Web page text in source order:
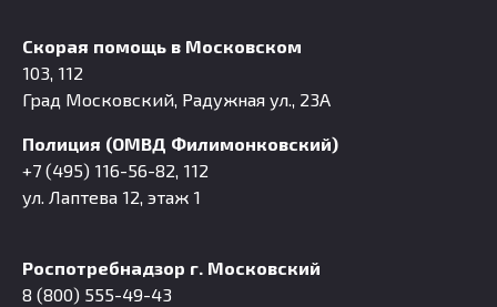
Скорая помощь в Московском
103, 112
Град Московский, Радужная ул., 23А
Полиция (ОМВД Филимонковский)
+7 (495) 116-56-82, 112
ул. Лаптева 12, этаж 1
Роспотребнадзор г. Московский
8 (800) 555-49-43